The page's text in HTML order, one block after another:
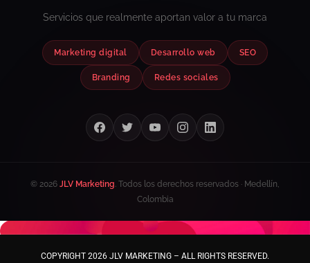
Servicios que realmente aportan valor a tu marca
Marketing digital Desarrollo web SEO
Branding Redes sociales
© 2026 JLV Marketing. Todos los derechos reservados · Medellín,
Colombia
COPYRIGHT 2026 JLV MARKETING – ALL RIGHTS RESERVED.